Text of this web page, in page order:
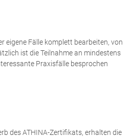
eigene Fälle komplett bearbeiten, von
ist die Teilnahme an mindestens
Praxisfälle besprochen
des ATHINA-Zertifikats, erhalten die